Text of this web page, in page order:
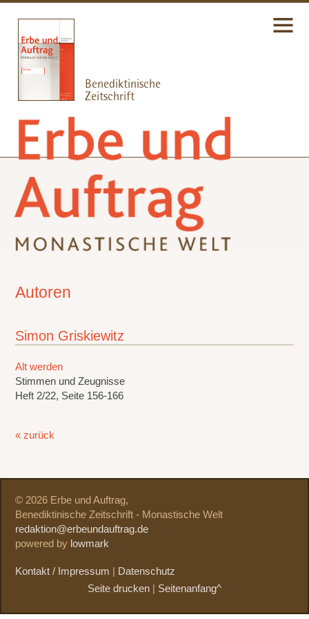
Autoren
Simon Griskiewitz
Alt werden
Stimmen und Zeugnisse
Heft 2/22, Seite 156-166
« zurück
© 2026 Erbe und Auftrag,
Benediktinische Zeitschrift - Monastische Welt
redaktion@erbeundauftrag.de
powered by lowmark
Kontakt / Impressum
Datenschutz
Seite drucken
Seitenanfang^